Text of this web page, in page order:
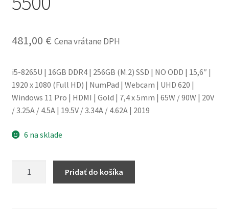
obchodné
481,00 € Cena vrátane DPH
i5-8265U | 16GB DDR4 | 256GB (M.2) SSD | NO ODD | 15,6″ |
1920 x 1080 (Full HD) | NumPad | Webcam | UHD 620 |
Windows 11 Pro | HDMI | Gold | 7,4 x 5mm | 65W / 90W | 20V
/ 3.25A / 4.5A | 19.5V / 3.34A / 4.62A | 2019
6 na sklade
Pridať do košíka